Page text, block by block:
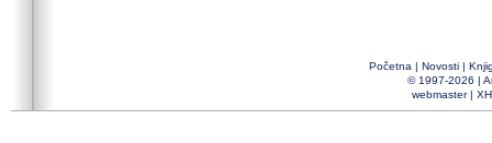
Početna | Novosti |
© 1997-2026 |
webmaster|